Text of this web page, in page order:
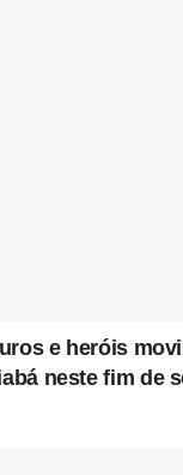
e heróis
neste fim de